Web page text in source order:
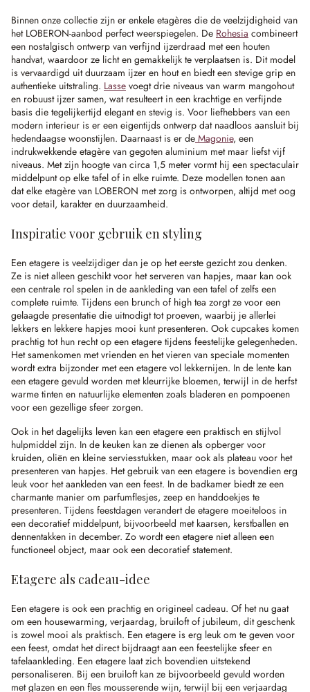
Binnen onze collectie zijn er enkele etagères die de veelzijdigheid van
het LOBERON-aanbod perfect weerspiegelen. De Rohesia combineert
een nostalgisch ontwerp van verfijnd ijzerdraad met een houten
handvat, waardoor ze licht en gemakkelijk te verplaatsen is. Dit model
is vervaardigd uit duurzaam ijzer en hout en biedt een stevige grip en
authentieke uitstraling. Lasse voegt drie niveaus van warm mangohout
en robuust ijzer samen, wat resulteert in een krachtige en verfijnde
basis die tegelijkertijd elegant en stevig is. Voor liefhebbers van een
modern interieur is er een eigentijds ontwerp dat naadloos aansluit bij
hedendaagse woonstijlen. Daarnaast is er de Magonie, een
indrukwekkende etagère van gegoten aluminium met maar liefst vijf
niveaus. Met zijn hoogte van circa 1,5 meter vormt hij een spectaculair
middelpunt op elke tafel of in elke ruimte. Deze modellen tonen aan
dat elke etagère van LOBERON met zorg is ontworpen, altijd met oog
voor detail, karakter en duurzaamheid.
Inspiratie voor gebruik en styling
Een etagere is veelzijdiger dan je op het eerste gezicht zou denken.
Ze is niet alleen geschikt voor het serveren van hapjes, maar kan ook
een centrale rol spelen in de aankleding van een tafel of zelfs een
complete ruimte. Tijdens een brunch of high tea zorgt ze voor een
gelaagde presentatie die uitnodigt tot proeven, waarbij je allerlei
lekkers en lekkere hapjes mooi kunt presenteren. Ook cupcakes komen
prachtig tot hun recht op een etagere tijdens feestelijke gelegenheden.
Het samenkomen met vrienden en het vieren van speciale momenten
wordt extra bijzonder met een etagere vol lekkernijen. In de lente kan
een etagere gevuld worden met kleurrijke bloemen, terwijl in de herfst
warme tinten en natuurlijke elementen zoals bladeren en pompoenen
voor een gezellige sfeer zorgen.
Ook in het dagelijks leven kan een etagere een praktisch en stijlvol
hulpmiddel zijn. In de keuken kan ze dienen als opberger voor
kruiden, oliën en kleine serviesstukken, maar ook als plateau voor het
presenteren van hapjes. Het gebruik van een etagere is bovendien erg
leuk voor het aankleden van een feest. In de badkamer biedt ze een
charmante manier om parfumflesjes, zeep en handdoekjes te
presenteren. Tijdens feestdagen verandert de etagere moeiteloos in
een decoratief middelpunt, bijvoorbeeld met kaarsen, kerstballen en
dennentakken in december. Zo wordt een etagere niet alleen een
functioneel object, maar ook een decoratief statement.
Etagere als cadeau-idee
Een etagere is ook een prachtig en origineel cadeau. Of het nu gaat
om een housewarming, verjaardag, bruiloft of jubileum, dit geschenk
is zowel mooi als praktisch. Een etagere is erg leuk om te geven voor
een feest, omdat het direct bijdraagt aan een feestelijke sfeer en
tafelaankleding. Een etagere laat zich bovendien uitstekend
personaliseren. Bij een bruiloft kan ze bijvoorbeeld gevuld worden
met glazen en een fles mousserende wijn, terwijl bij een verjaardag